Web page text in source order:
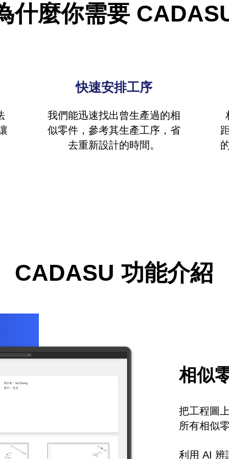
什麼你需要
​快速安排工序
我們能迅速找出曾生產過的相
似零件，參考其生產工序，省
去重新設計的時間。
CADASU 功能介紹
相似
把工程圖
所有相似
利用 AI 辨